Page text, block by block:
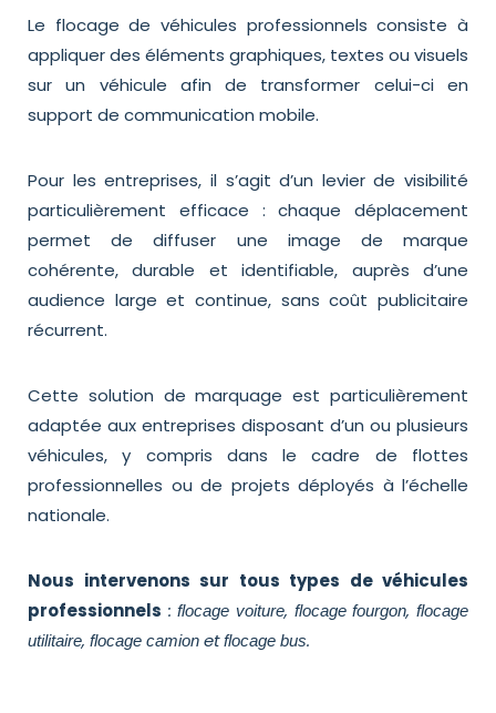
Le flocage de véhicules professionnels consiste à
appliquer des éléments graphiques, textes ou visuels
sur un véhicule afin de transformer celui-ci en
support de communication mobile.
Pour les entreprises, il s’agit d’un levier de visibilité
particulièrement efficace : chaque déplacement
permet de diffuser une image de marque
cohérente, durable et identifiable, auprès d’une
audience large et continue, sans coût publicitaire
récurrent.
Cette solution de marquage est particulièrement
adaptée aux entreprises disposant d’un ou plusieurs
véhicules, y compris dans le cadre de flottes
professionnelles ou de projets déployés à l’échelle
nationale.
Nous intervenons sur tous types de véhicules
professionnels :flocage voiture, flocage fourgon,flocage
utilitaire, flocage camion etflocage bus.